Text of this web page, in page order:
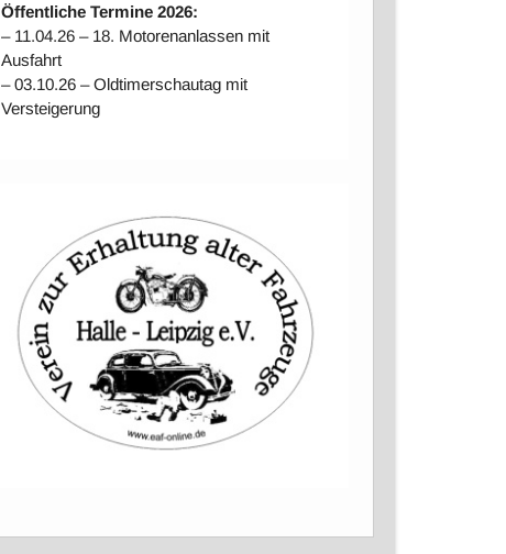
Öffentliche Termine 2026:
– 11.04.26 – 18. Motorenanlassen mit
Ausfahrt
– 03.10.26 – Oldtimerschautag mit
Versteigerung